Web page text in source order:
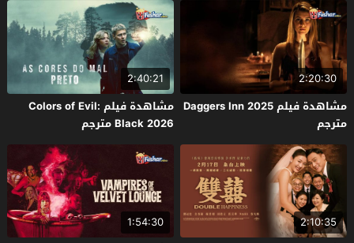
2:20:30
مشاهدة فيلم Daggers Inn 2025
مترجم
2:40:21
مشاهدة فيلم Colors of Evil:
Black 2026 مترجم
2:10:35
1:54:30